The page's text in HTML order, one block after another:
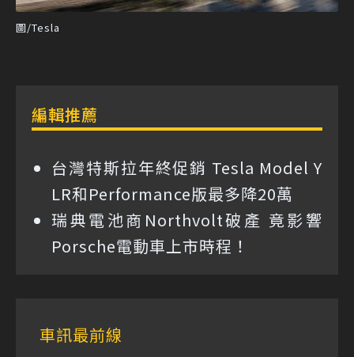
圖/Tesla
編輯推薦
台灣特斯拉年終促銷 Tesla Model Y
LR和Performance版最多降20萬
瑞典電池商Northvolt破產 竟影響
Porsche電動車上市時程！
車訊最前線